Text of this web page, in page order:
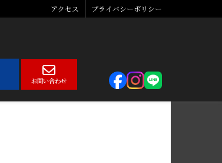
アクセス プライバシーポリシー
お問い合わせ